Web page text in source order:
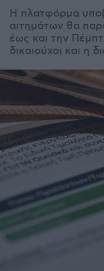
Η πλατφόρμα
αιτημάτων θα
έως και την
δικαιούχοι και η